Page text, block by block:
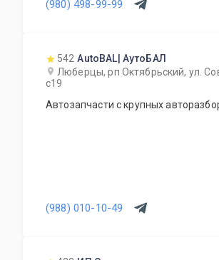
(980) 498-99-99
542 AutoBAL| АутоБАЛ
Люберцы, рп Октябрьский, ул.
с19
Автозапчасти с крупных
(988) 010-10-49